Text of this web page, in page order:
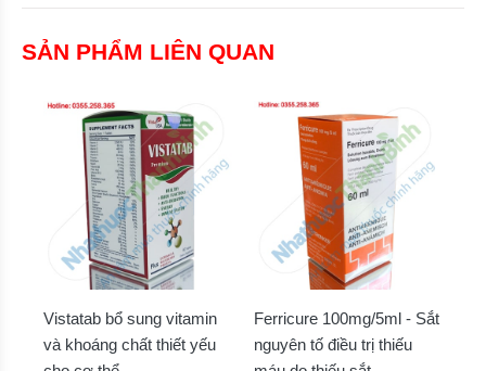
SẢN PHẨM LIÊN QUAN
Vistatab bổ sung vitamin
và khoáng chất thiết yếu
Ferricure 100mg/5ml - Sắt
nguyên tố điều trị thiếu